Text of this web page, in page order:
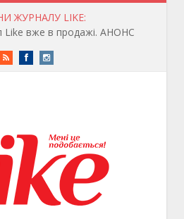
ЖУРНАЛУ LIKE:
Like вже в продажі. АНОНС
RSS FacebookInstagram